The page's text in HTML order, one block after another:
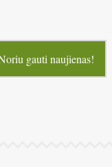
gauti naujienas!